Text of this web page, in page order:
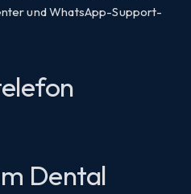
und WhatsApp-Support-
Dental